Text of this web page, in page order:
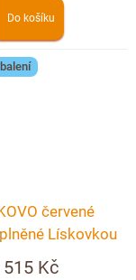
Do košíku
červené
Lískovkou
KRABIČCE
515 Kč